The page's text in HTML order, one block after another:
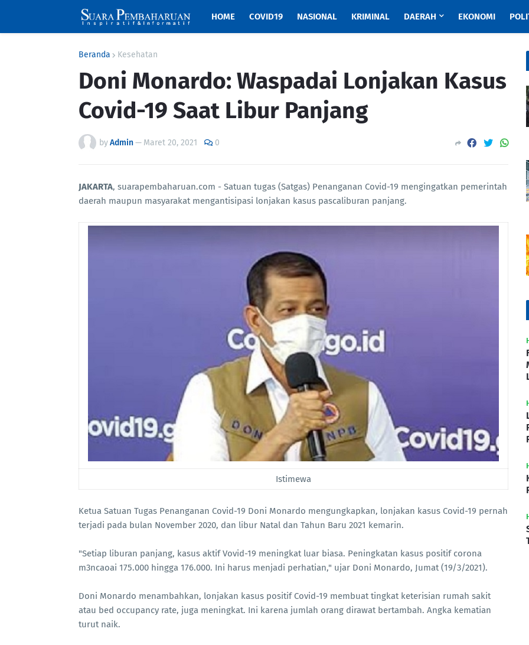
HOME COVID19 NASIONAL KRIMINAL DAERAH EKONOMI
Beranda Kesehatan
Doni Monardo: Waspadai Lonjakan Kasus
Covid-19 Saat Libur Panjang
byAdmin— Maret 20, 2021 0
JAKARTA, suarapembaharuan.com - Satuan tugas (Satgas) Penanganan Covid-19 mengingatkan pemerintah
daerah maupun masyarakat mengantisipasi lonjakan kasus pascaliburan panjang.
Istimewa
Ketua Satuan Tugas Penanganan Covid-19 Doni Monardo mengungkapkan, lonjakan kasus Covid-19 pernah
terjadi pada bulan November 2020, dan libur Natal dan Tahun Baru 2021 kemarin.
"Setiap liburan panjang, kasus aktif Vovid-19 meningkat luar biasa. Peningkatan kasus positif corona
m3ncaoai 175.000 hingga 176.000. Ini harus menjadi perhatian," ujar Doni Monardo, Jumat (19/3/2021).
Doni Monardo menambahkan, lonjakan kasus positif Covid-19 membuat tingkat keterisian rumah sakit
atau bed occupancy rate, juga meningkat. Ini karena jumlah orang dirawat bertambah. Angka kematian
turut naik.